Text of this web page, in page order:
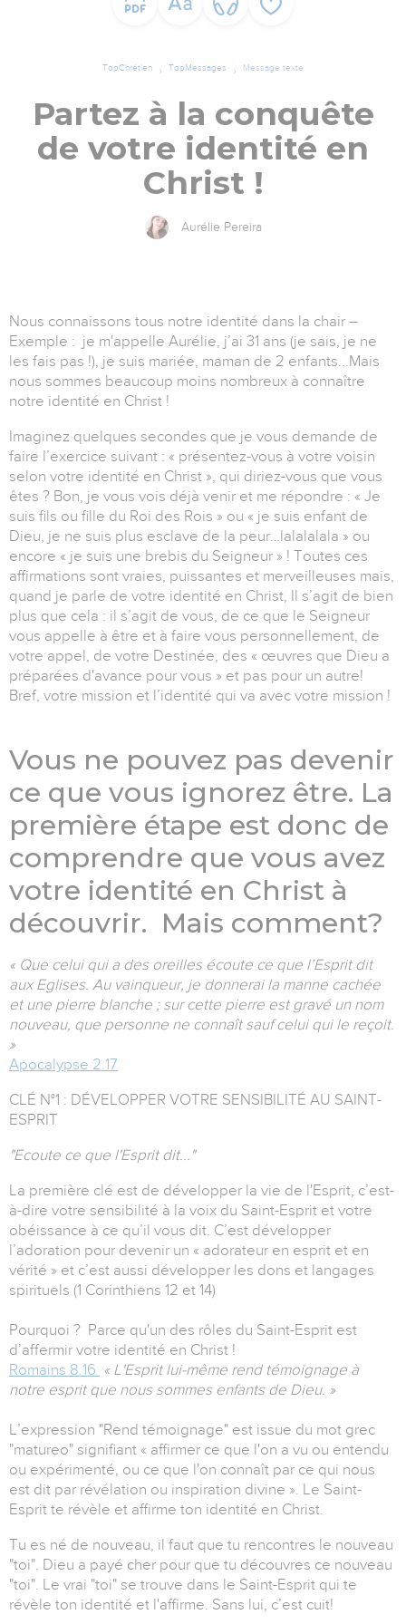
TopChrétien TopMessages Message texte
Partez à la conquête
de votre identité en
Christ !
Aurélie Pereira
Nous connaissons tous notre identité dans la chair –
Exemple : je m'appelle Aurélie, j’ai 31 ans (je sais, je ne
les fais pas !), je suis mariée, maman de 2 enfants...Mais
nous sommes beaucoup moins nombreux à connaître
notre identité en Christ !
Imaginez quelques secondes que je vous demande de
faire l’exercice suivant : « présentez-vous à votre voisin
selon votre identité en Christ », qui diriez-vous que vous
êtes ? Bon, je vous vois déjà venir et me répondre : « Je
suis fils ou fille du Roi des Rois » ou « je suis enfant de
Dieu, je ne suis plus esclave de la peur…lalalalala » ou
encore « je suis une brebis du Seigneur » ! Toutes ces
affirmations sont vraies, puissantes et merveilleuses mais,
quand je parle de votre identité en Christ, Il s’agit de bien
plus que cela : il s’agit de vous, de ce que le Seigneur
vous appelle à être et à faire vous personnellement, de
votre appel, de votre Destinée, des « œuvres que Dieu a
préparées d'avance pour vous » et pas pour un autre!
Bref, votre mission et l’identité qui va avec votre mission !
Vous ne pouvez pas devenir
ce que vous ignorez être. La
première étape est donc de
comprendre que vous avez
votre identité en Christ à
découvrir. Mais comment?
« Que celui qui a des oreilles écoute ce que l’Esprit dit
aux Eglises. Au vainqueur, je donnerai la manne cachée
et une pierre blanche ; sur cette pierre est gravé un nom
nouveau, que personne ne connaît sauf celui qui le reçoit.
»
Apocalypse 2.17
CLÉ N°1 : DÉVELOPPER VOTRE SENSIBILITÉ AU SAINT-
ESPRIT
"Ecoute ce que l'Esprit dit..."
La première clé est de développer la vie de l'Esprit, c’est-
à-dire votre sensibilité à la voix du Saint-Esprit et votre
obéissance à ce qu’il vous dit. C’est développer
l’adoration pour devenir un « adorateur en esprit et en
vérité » et c’est aussi développer les dons et langages
spirituels (1 Corinthiens 12 et 14)
Pourquoi ? Parce qu'un des rôles du Saint-Esprit est
d’affermir votre identité en Christ !
Romains 8.16 « L'Esprit lui-même rend témoignage à
notre esprit que nous sommes enfants de Dieu. »
L’expression "Rend témoignage" est issue du mot grec
"matureo" signifiant « affirmer ce que l'on a vu ou entendu
ou expérimenté, ou ce que l'on connaît par ce qui nous
est dit par révélation ou inspiration divine ». Le Saint-
Esprit te révèle et affirme ton identité en Christ.
Tu es né de nouveau, il faut que tu rencontres le nouveau
"toi". Dieu a payé cher pour que tu découvres ce nouveau
"toi". Le vrai "toi" se trouve dans le Saint-Esprit qui te
révèle ton identité et l'affirme. Sans lui, c’est cuit!